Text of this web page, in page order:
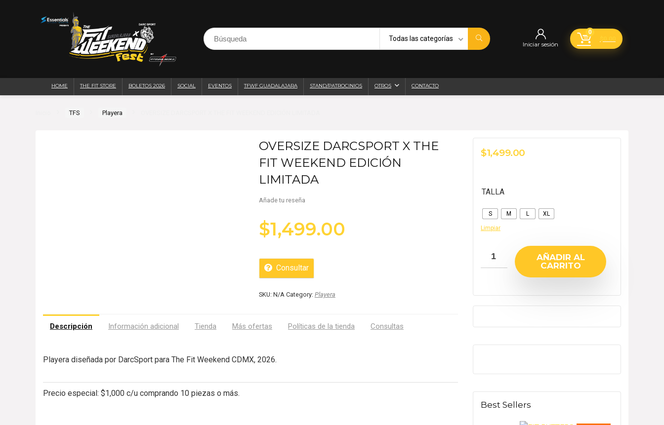
Todas las categorías
Iniciar sesión
0
HOME THE FIT STORE BOLETOS 2026 SOCIAL EVENTOS TFWF GUADALAJARA STAND/PATROCINIOS OTROS CONTACTO
TFS Playera
OVERSIZE DARCSPORT X THE
FIT WEEKEND EDICIÓN
LIMITADA
Añade tu reseña
$1,499.00
Consultar
SKU: N/A Category: Playera
Descripción Información adicional Tienda Más ofertas Políticas de la tienda Consultas
Playera diseñada por DarcSport para The Fit Weekend CDMX, 2026.
Precio especial: $1,000 c/u comprando 10 piezas o más.
$1,499.00
TALLA
S M L XL
Limpiar
AÑADIR AL
CARRITO
Best Sellers